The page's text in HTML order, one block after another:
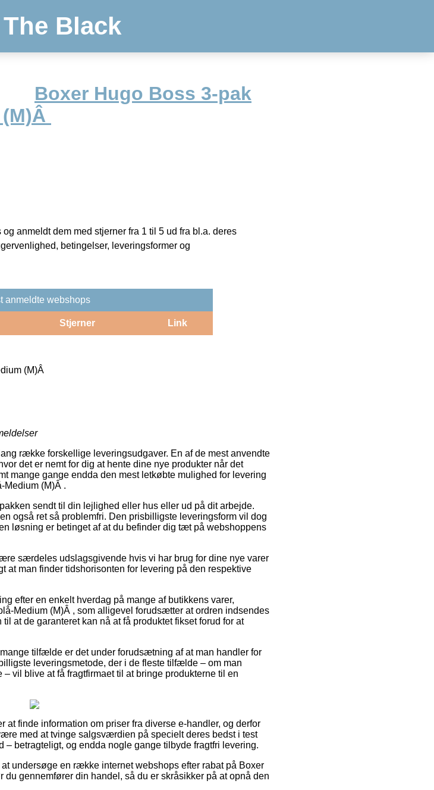
Black
Boxer Hugo Boss 3-pak
anmeldt dem med stjerner fra 1 til 5 ud fra bl.a. deres
betingelser, leveringsformer og
anmeldte webshops
Stjerner Link
(M)Â
række forskellige leveringsudgaver. En af de mest anvendte
det er nemt for dig at hente dine nye produkter når det
mange gange endda den mest letkøbte mulighed for levering
Medium (M)Â .
sendt til din lejlighed eller hus eller ud på dit arbejde.
også ret så problemfri. Den prisbilligste leveringsform vil dog
løsning er betinget af at du befinder dig tæt på webshoppens
særdeles udslagsgivende hvis vi har brug for dine nye varer
at man finder tidshorisonten for levering på den respektive
efter en enkelt hverdag på mange af butikkens varer,
Medium (M)Â , som alligevel forudsætter at ordren indsendes
at de garanteret kan nå at få produktet fikset forud for at
tilfælde er det under forudsætning af at man handler for
leveringsmetode, der i de fleste tilfælde – om man
vil blive at få fragtfirmaet til at bringe produkterne til en
at finde information om priser fra diverse e-handler, og derfor
med at tvinge salgsværdien på specielt deres bedst i test
betragteligt, og endda nogle gange tilbyde fragtfri levering.
undersøge en række internet webshops efter rabat på Boxer
gennemfører din handel, så du er skråsikker på at opnå den